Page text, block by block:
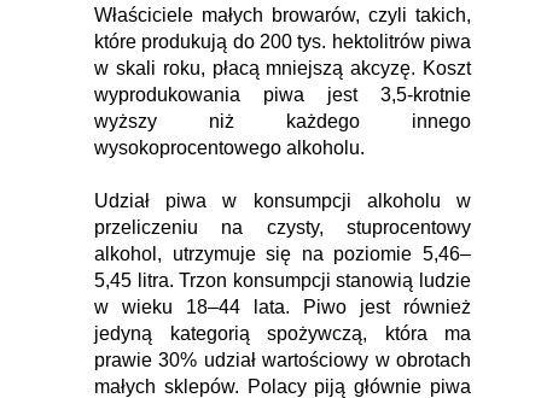
Właściciele małych browarów, czyli takich,
które produkują do 200 tys. hektolitrów piwa
w skali roku, płacą mniejszą akcyzę. Koszt
wyprodukowania piwa jest 3,5-krotnie
wyższy niż każdego innego
wysokoprocentowego alkoholu.
Udział piwa w konsumpcji alkoholu w
przeliczeniu na czysty, stuprocentowy
alkohol, utrzymuje się na poziomie 5,46–
5,45 litra. Trzon konsumpcji stanowią ludzie
w wieku 18–44 lata. Piwo jest również
jedyną kategorią spożywczą, która ma
prawie 30% udział wartościowy w obrotach
małych sklepów. Polacy piją głównie piwa